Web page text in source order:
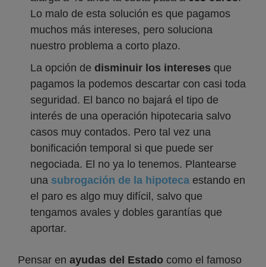
Lo malo de esta solución es que pagamos
muchos más intereses, pero soluciona
nuestro problema a corto plazo.
La opción de disminuir los intereses que
pagamos la podemos descartar con casi toda
seguridad. El banco no bajará el tipo de
interés de una operación hipotecaria salvo
casos muy contados. Pero tal vez una
bonificación temporal si que puede ser
negociada. El no ya lo tenemos. Plantearse
una subrogación de la hipoteca estando en
el paro es algo muy difícil, salvo que
tengamos avales y dobles garantías que
aportar.
Pensar en ayudas del Estado como el famoso